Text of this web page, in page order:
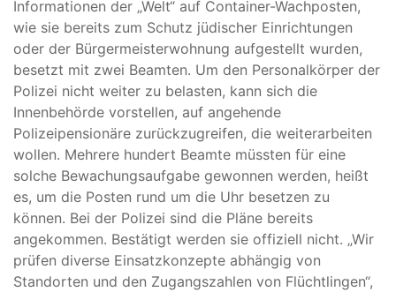
Informationen der „Welt“ auf Container-Wachposten,
wie sie bereits zum Schutz jüdischer Einrichtungen
oder der Bürgermeisterwohnung aufgestellt wurden,
besetzt mit zwei Beamten. Um den Personalkörper der
Polizei nicht weiter zu belasten, kann sich die
Innenbehörde vorstellen, auf angehende
Polizeipensionäre zurückzugreifen, die weiterarbeiten
wollen. Mehrere hundert Beamte müssten für eine
solche Bewachungsaufgabe gewonnen werden, heißt
es, um die Posten rund um die Uhr besetzen zu
können. Bei der Polizei sind die Pläne bereits
angekommen. Bestätigt werden sie offiziell nicht. „Wir
prüfen diverse Einsatzkonzepte abhängig von
Standorten und den Zugangszahlen von Flüchtlingen“,